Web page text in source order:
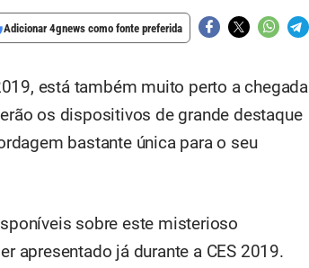
Adicionar 4gnews como fonte preferida
está também muito perto a chegada
os dispositivos de grande destaque
bastante única para o seu
sobre este misterioso
apresentado já durante a CES 2019.